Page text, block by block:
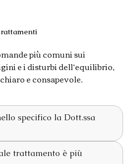
più comuni sui
e i disturbi dell’equilibrio,
e consapevole.
specifico la Dott.ssa
trattamento è più